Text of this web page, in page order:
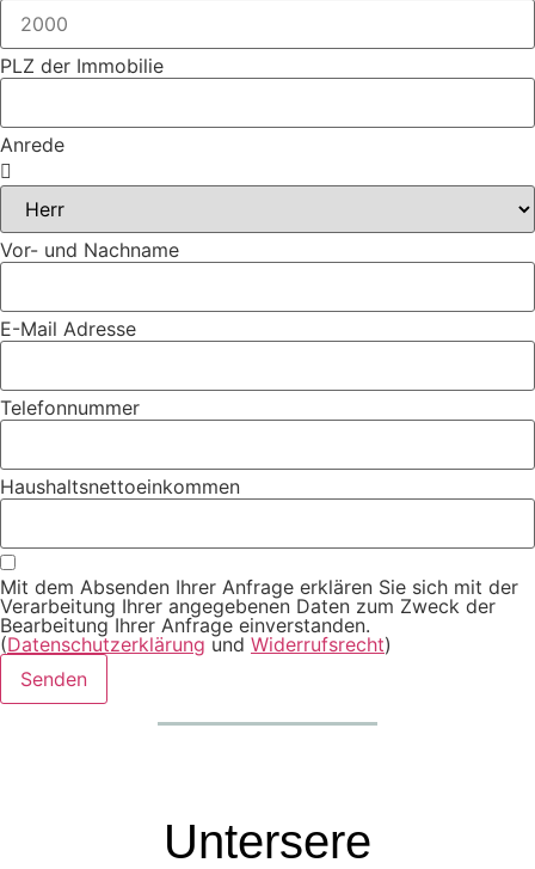
PLZ der Immobilie
Anrede
Vor- und Nachname
E-Mail Adresse
Telefonnummer
Haushaltsnettoeinkommen
Mit dem Absenden Ihrer Anfrage erklären Sie sich mit der
Verarbeitung Ihrer angegebenen Daten zum Zweck der
Bearbeitung Ihrer Anfrage einverstanden.
(Datenschutzerklärung und Widerrufsrecht)
Senden
Untersere